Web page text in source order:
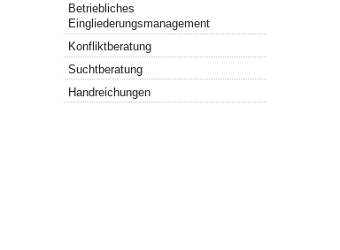
Betriebliches
Eingliederungsmanagement
Konfliktberatung
Suchtberatung
Handreichungen